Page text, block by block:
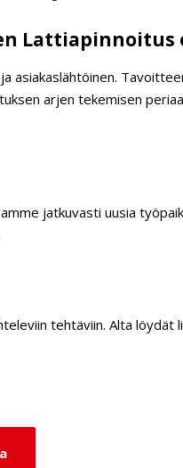
Lattiapinnoitus
asiakaslähtöinen.
arjen tekemisen
jatkuvasti uusia
tehtäviin. Alta